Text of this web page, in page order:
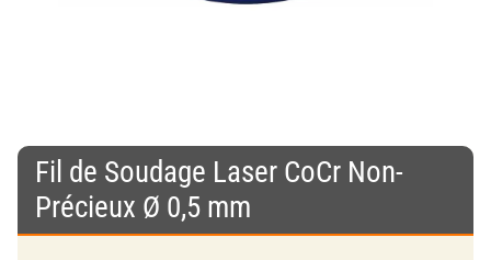
Fil de Soudage Laser CoCr Non-
Précieux Ø 0,5 mm